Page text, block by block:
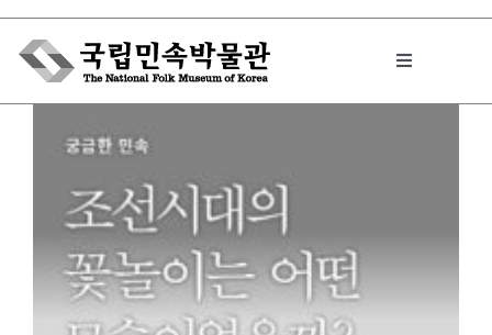
Skip
content
Toggle
박물관에서는
민속이야기
민속 인사이드